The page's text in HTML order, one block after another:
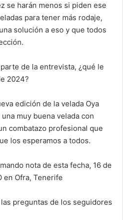
se harán menos si piden ese
para tener más rodaje,
solución a eso y que todos
de la entrevista, ¿qué le
2024?
edición de la velada Oya
muy buena velada con
combatazo profesional que
los esperamos a todos.
nota de esta fecha, 16 de
en Ofra, Tenerife
preguntas de los seguidores